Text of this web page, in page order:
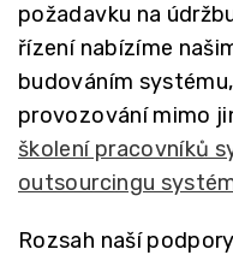
požadavku na
řízení nabízíme
budováním
provozování mimo
školení pracovníků
outsourcingu
Rozsah naší